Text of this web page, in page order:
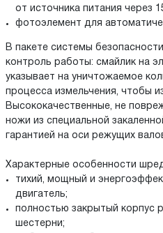
от источника питания через
фотоэлемент для
В пакете системы
контроль работы: смайлик на
указывает на уничтожаемое
процесса измельчения, чтобы
Высококачественные, не
ножи из специальной
гарантией на оси режущих
Характерные особенности
тихий, мощный и
двигатель;
полностью закрытый корпус
шестерни;